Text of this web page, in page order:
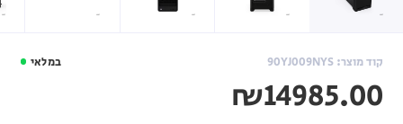
במלאי קוד מוצר: 90YJ009NYS
₪14985.00